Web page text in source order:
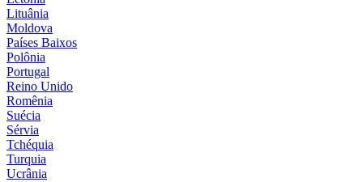
Lituânia
Moldova
Países Baixos
Polônia
Portugal
Reino Unido
Romênia
Suécia
Sérvia
Tchéquia
Turquia
Ucrânia